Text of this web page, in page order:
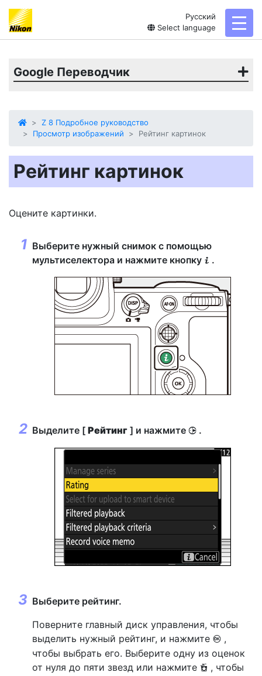
Русский
Select language
Google Переводчик
Z 8 Подробное руководство
Просмотр изображений
Рейтинг картинок
Рейтинг картинок
Оцените картинки.
Выберите нужный снимок с помощью
мультиселектора и нажмите кнопку i .
Выделите [ Рейтинг ] и нажмите 2 .
Выберите рейтинг.
Поверните главный диск управления, чтобы
выделить нужный рейтинг, и нажмите J ,
чтобы выбрать его. Выберите одну из оценок
от нуля до пяти звезд или нажмите d , чтобы